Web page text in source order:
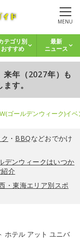
MENU
テゴリ別
おすすめ
最新
ニュース
来年（2027年）も
す。
ゴールデンウィーク)イ
・ BBQなどおでかけ
デンウィークはいつか
介
・東海エリア別スポ
ホテル アット ユニバ